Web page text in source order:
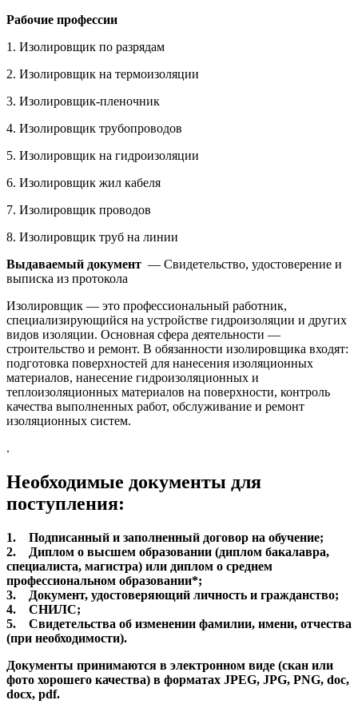
Рабочие профессии
1. Изолировщик по разрядам
2. Изолировщик на термоизоляции
3. Изолировщик-пленочник
4. Изолировщик трубопроводов
5. Изолировщик на гидроизоляции
6. Изолировщик жил кабеля
7. Изолировщик проводов
8. Изолировщик труб на линии
Выдаваемый документ — Свидетельство, удостоверение и
выписка из протокола
Изолировщик — это профессиональный работник,
специализирующийся на устройстве гидроизоляции и других
видов изоляции. Основная сфера деятельности —
строительство и ремонт. В обязанности изолировщика входят:
подготовка поверхностей для нанесения изоляционных
материалов, нанесение гидроизоляционных и
теплоизоляционных материалов на поверхности, контроль
качества выполненных работ, обслуживание и ремонт
изоляционных систем.
.
Необходимые документы для
поступления:
1. Подписанный и заполненный договор на обучение;
2. Диплом о высшем образовании (диплом бакалавра,
специалиста, магистра) или диплом о среднем
профессиональном образовании*;
3. Документ, удостоверяющий личность и гражданство;
4. СНИЛС;
5. Свидетельства об изменении фамилии, имени, отчества
(при необходимости).
Документы принимаются в электронном виде (скан или
фото хорошего качества) в форматах JPEG, JPG, PNG, doc,
docx, pdf.